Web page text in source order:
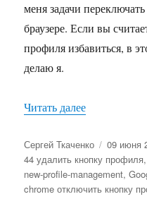
меня задачи
браузере. Если вы
профиля избавиться, в
делаю я.
Читать далее«Как
Автор
Сергей Ткаченко 09 июня
44 удалить кнопку профиля
new-profile-management,
chrome отключить кнопку